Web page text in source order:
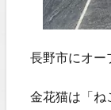
長野市にオー
金花猫は「ね